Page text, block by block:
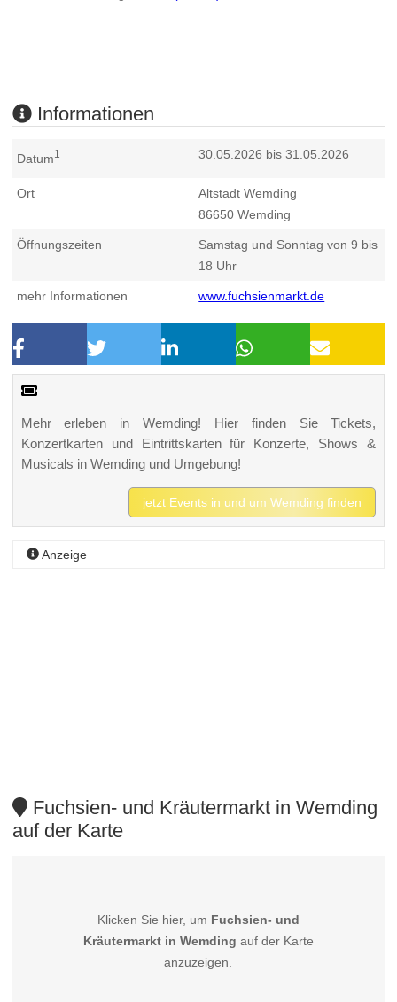
Informationen
Datum1 30.05.2026 bis 31.05.2026
Ort
Altstadt Wemding
86650 Wemding
Öffnungszeiten
Samstag und Sonntag von 9 bis
18 Uhr
mehr Informationen www.fuchsienmarkt.de
Mehr erleben in Wemding! Hier finden Sie Tickets,
Konzertkarten und Eintrittskarten für Konzerte, Shows &
Musicals in Wemding und Umgebung!
jetzt Events in und um Wemding finden
Anzeige
Fuchsien- und Kräutermarkt in Wemding
auf der Karte
Klicken Sie hier, um Fuchsien- und
Kräutermarkt in Wemding auf der Karte
anzuzeigen.